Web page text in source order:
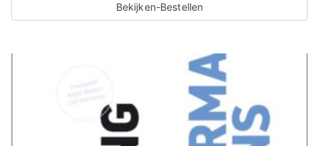
Bekijken-Bestellen